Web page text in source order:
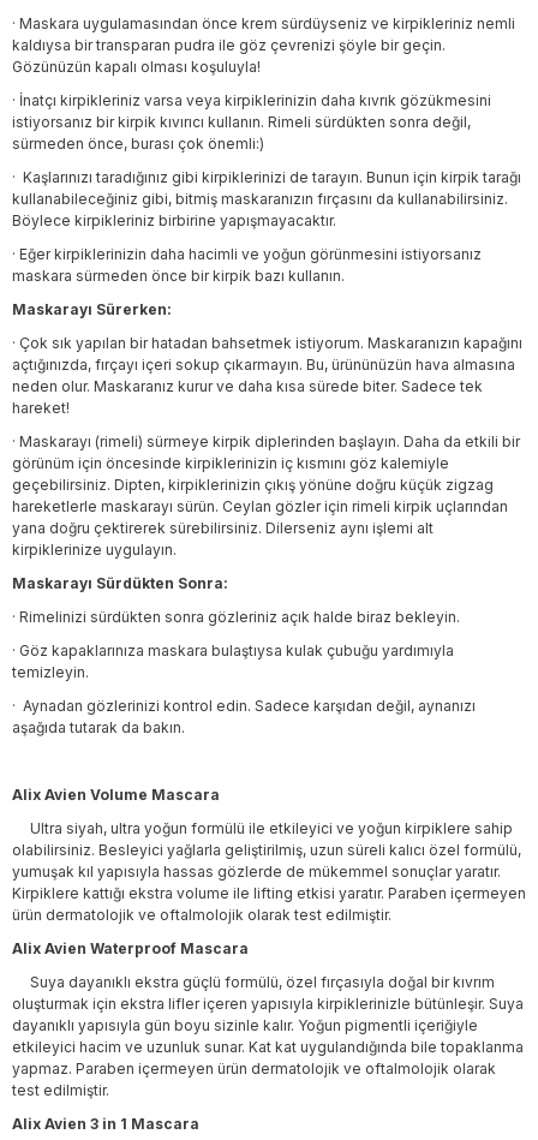
· Maskara uygulamasından önce krem sürdüyseniz ve kirpikleriniz nemli
kaldıysa bir transparan pudra ile göz çevrenizi şöyle bir geçin.
Gözünüzün kapalı olması koşuluyla!
· İnatçı kirpikleriniz varsa veya kirpiklerinizin daha kıvrık gözükmesini
istiyorsanız bir kirpik kıvırıcı kullanın. Rimeli sürdükten sonra değil,
sürmeden önce, burası çok önemli:)
· Kaşlarınızı taradığınız gibi kirpiklerinizi de tarayın. Bunun için kirpik tarağı
kullanabileceğiniz gibi, bitmiş maskaranızın fırçasını da kullanabilirsiniz.
Böylece kirpikleriniz birbirine yapışmayacaktır.
· Eğer kirpiklerinizin daha hacimli ve yoğun görünmesini istiyorsanız
maskara sürmeden önce bir kirpik bazı kullanın.
Maskarayı Sürerken:
· Çok sık yapılan bir hatadan bahsetmek istiyorum. Maskaranızın kapağını
açtığınızda, fırçayı içeri sokup çıkarmayın. Bu, ürününüzün hava almasına
neden olur. Maskaranız kurur ve daha kısa sürede biter. Sadece tek
hareket!
· Maskarayı (rimeli) sürmeye kirpik diplerinden başlayın. Daha da etkili bir
görünüm için öncesinde kirpiklerinizin iç kısmını göz kalemiyle
geçebilirsiniz. Dipten, kirpiklerinizin çıkış yönüne doğru küçük zigzag
hareketlerle maskarayı sürün. Ceylan gözler için rimeli kirpik uçlarından
yana doğru çektirerek sürebilirsiniz. Dilerseniz aynı işlemi alt
kirpiklerinize uygulayın.
Maskarayı Sürdükten Sonra:
· Rimelinizi sürdükten sonra gözleriniz açık halde biraz bekleyin.
· Göz kapaklarınıza maskara bulaştıysa kulak çubuğu yardımıyla
temizleyin.
· Aynadan gözlerinizi kontrol edin. Sadece karşıdan değil, aynanızı
aşağıda tutarak da bakın.
Alix Avien Volume Mascara
Ultra siyah, ultra yoğun formülü ile etkileyici ve yoğun kirpiklere sahip
olabilirsiniz. Besleyici yağlarla geliştirilmiş, uzun süreli kalıcı özel formülü,
yumuşak kıl yapısıyla hassas gözlerde de mükemmel sonuçlar yaratır.
Kirpiklere kattığı ekstra volume ile lifting etkisi yaratır. Paraben içermeyen
ürün dermatolojik ve oftalmolojik olarak test edilmiştir.
Alix Avien Waterproof Mascara
Suya dayanıklı ekstra güçlü formülü, özel fırçasıyla doğal bir kıvrım
oluşturmak için ekstra lifler içeren yapısıyla kirpiklerinizle bütünleşir. Suya
dayanıklı yapısıyla gün boyu sizinle kalır. Yoğun pigmentli içeriğiyle
etkileyici hacim ve uzunluk sunar. Kat kat uygulandığında bile topaklanma
yapmaz. Paraben içermeyen ürün dermatolojik ve oftalmolojik olarak
test edilmiştir.
Alix Avien 3 in 1 Mascara